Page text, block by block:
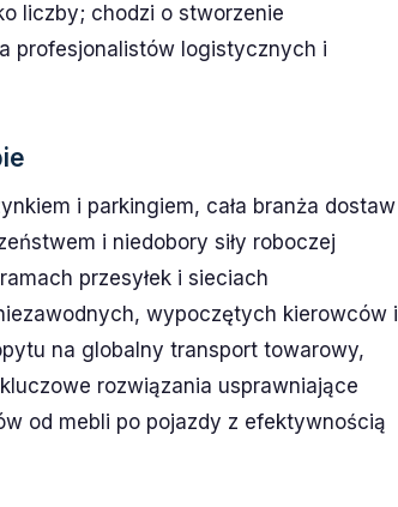
liczby; chodzi o stworzenie
profesjonalistów logistycznych i
i parkingiem, cała branża dostaw
i niedobory siły roboczej
przesyłek i sieciach
wypoczętych kierowców i
na globalny transport towarowy,
rozwiązania usprawniające
od mebli po pojazdy z efektywnością